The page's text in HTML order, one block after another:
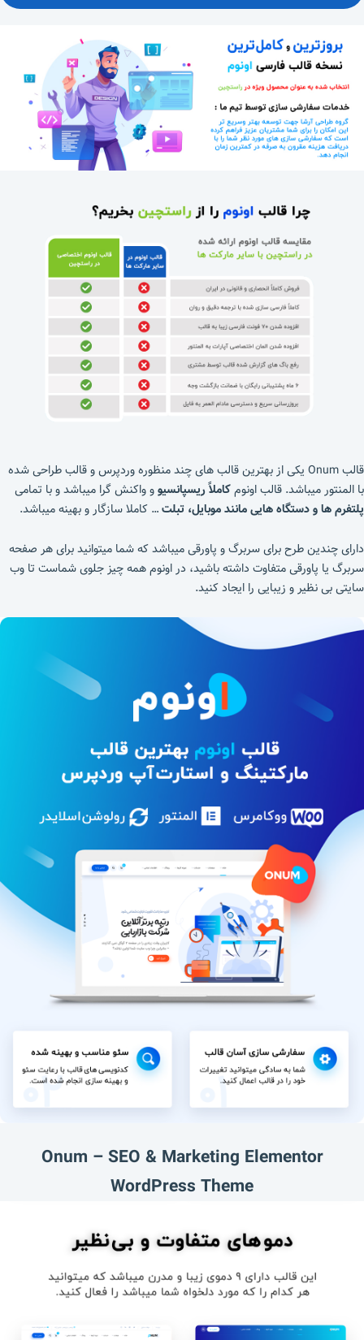
قالب Onum یکی از بهترین قالب های چند منظوره وردپرس و قالب طراحی شده
با المنتور میباشد. قالب اونومکاملاً ریسپانسیوو واکنش گرا میباشد و با تمامی
پلتفرم ها و دستگاه هایی مانند موبایل، تبلت… کاملا سازگار و بهینه میباشد.
دارای چندین طرح برای سربرگ و پاورقی میباشد که شما میتوانید برای هر صفحه
سربرگ یا پاورقی متفاوت داشته باشید، در اونوم همه چیز جلوی شماست تا وب
سایتی بی نظیر و زیبایی را ایجاد کنید.
Onum – SEO & Marketing Elementor
WordPress Theme